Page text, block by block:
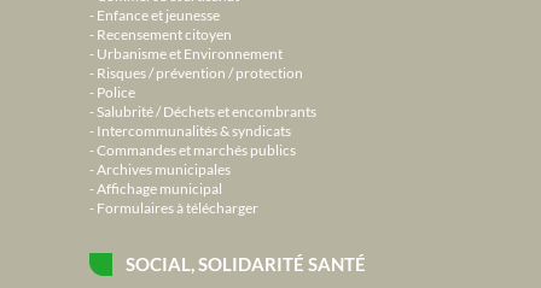
Enfance et jeunesse
Recensement citoyen
Urbanisme et Environnement
Risques / prévention / protection
Police
Salubrité / Déchets et encombrants
Intercommunalités & syndicats
Commandes et marchés publics
Archives municipales
Affichage municipal
Formulaires à télécharger
SOCIAL, SOLIDARITÉ SANTÉ